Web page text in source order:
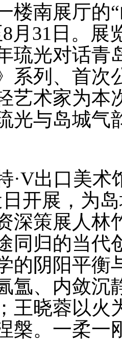
南展厅的“
月31日。
琉光对话青
系列、首
艺术家为本
光与岛城气
出口美术
开展，为
深策展人林
同归的当代
的阴阳平衡
氲、内敛沉
王晓蓉以火
槃。一柔一